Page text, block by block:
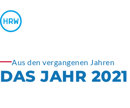
Aus den vergangenen Jahren
DAS JAHR 2021